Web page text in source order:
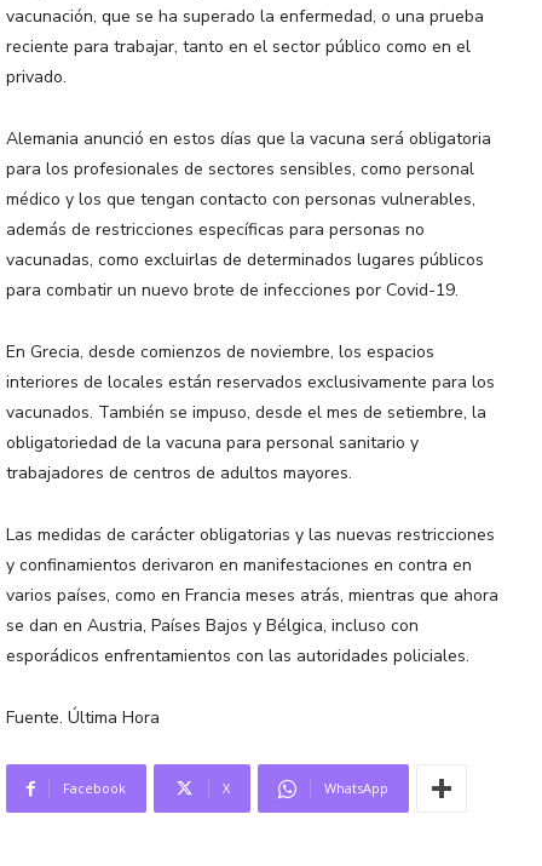
vacunación, que se ha superado la enfermedad, o una prueba
reciente para trabajar, tanto en el sector público como en el
privado.
Alemania anunció en estos días que la vacuna será obligatoria
para los profesionales de sectores sensibles, como personal
médico y los que tengan contacto con personas vulnerables,
además de restricciones específicas para personas no
vacunadas, como excluirlas de determinados lugares públicos
para combatir un nuevo brote de infecciones por Covid-19.
En Grecia, desde comienzos de noviembre, los espacios
interiores de locales están reservados exclusivamente para los
vacunados. También se impuso, desde el mes de setiembre, la
obligatoriedad de la vacuna para personal sanitario y
trabajadores de centros de adultos mayores.
Las medidas de carácter obligatorias y las nuevas restricciones
y confinamientos derivaron en manifestaciones en contra en
varios países, como en Francia meses atrás, mientras que ahora
se dan en Austria, Países Bajos y Bélgica, incluso con
esporádicos enfrentamientos con las autoridades policiales.
Fuente. Última Hora
Facebook X WhatsApp